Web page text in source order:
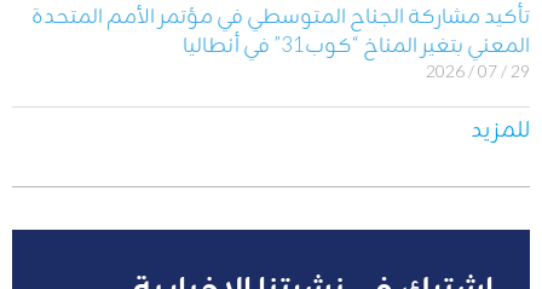
تأكيد مشاركة الجناح المتوسطي في مؤتمر الأمم المتحدة
المعني بتغير المناخ “كوب31” في أنطاليا
29 / 07 / 2026
للمزيد